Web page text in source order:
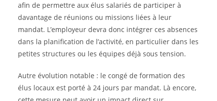
afin de permettre aux élus salariés de participer à
davantage de réunions ou missions liées à leur
mandat. L’employeur devra donc intégrer ces absences
dans la planification de l’activité, en particulier dans les
petites structures ou les équipes déjà sous tension.
Autre évolution notable : le congé de formation des
élus locaux est porté à 24 jours par mandat. Là encore,